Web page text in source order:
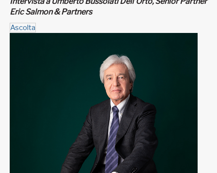
Eric Salmon & Partners
Ascolta